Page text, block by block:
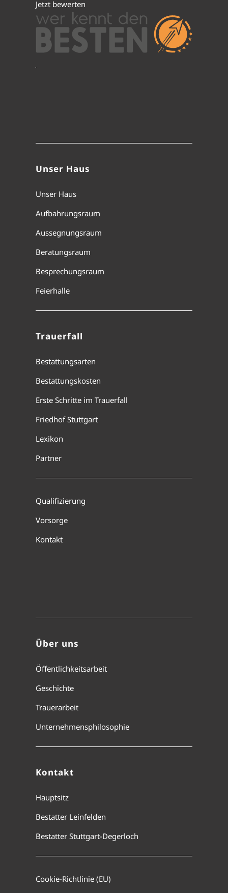
Jetzt bewerten
Unser Haus
Unser Haus
Aufbahrungsraum
Aussegnungsraum
Beratungsraum
Besprechungsraum
Feierhalle
Trauerfall
Bestattungsarten
Bestattungskosten
Erste Schritte im Trauerfall
Friedhof Stuttgart
Lexikon
Partner
Qualifizierung
Vorsorge
Kontakt
Über uns
Öffentlichkeitsarbeit
Geschichte
Trauerarbeit
Unternehmensphilosophie
Kontakt
Hauptsitz
Bestatter Leinfelden
Bestatter Stuttgart-Degerloch
Cookie-Richtlinie (EU)